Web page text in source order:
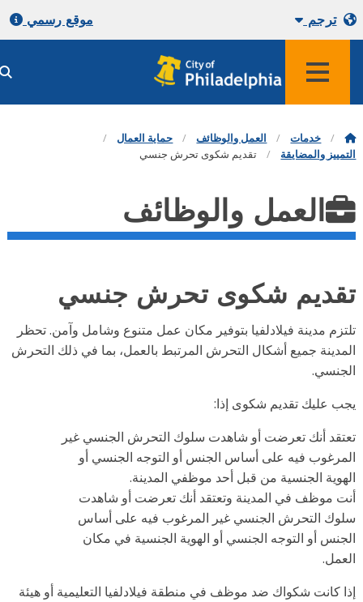
موقع رسمي ترجم
خدمات العمل والوظائف
حماية العمال
والمضايقة
تقديم شكوى تحرش جنسي
العمل والوظائف
شكوى تحرش جنسي
مدينة فيلادلفيا بتوفير مكان عمل متنوع وشامل وآمن. تحظر
جميع أشكال التحرش المرتبط بالعمل، بما في ذلك التحرش
عليك تقديم شكوى إذا:
أنك تعرضت أو شاهدت سلوك التحرش الجنسي غير
فيه على أساس الجنس أو التوجه الجنسي أو
الجنسية من قبل أحد موظفي المدينة.
موظف في المدينة وتعتقد أنك تعرضت أو شاهدت
التحرش الجنسي غير المرغوب فيه على أساس
أو التوجه الجنسي أو الهوية الجنسية في مكان
كانت شكواك ضد موظف في منطقة فيلادلفيا التعليمية أو هيئة